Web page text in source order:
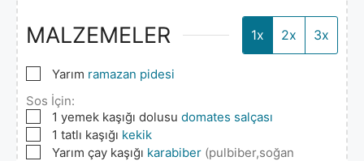
MALZEMELER 1x 2x 3x
▢
Yarım ramazan pidesi
Sos İçin:
▢1 yemek kaşığı dolusu domates salçası
▢1 tatlı kaşığı kekik
▢
Yarım çay kaşığı karabiber (pulbiber,soğan